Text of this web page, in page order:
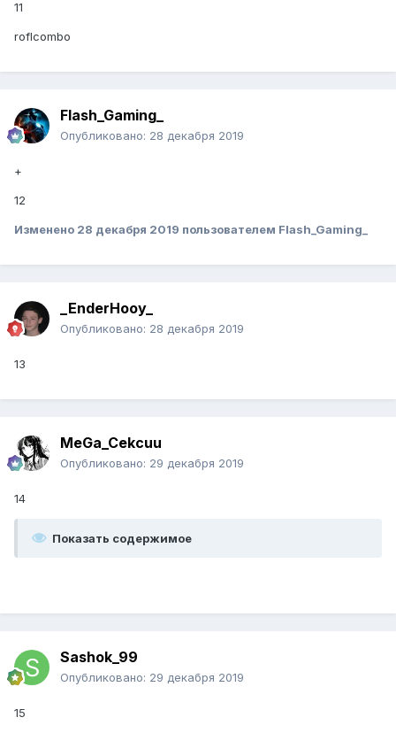
11
roflcombo
Flash_Gaming_
Опубликовано: 28 декабря 2019
+
12
Изменено 28 декабря 2019 пользователем Flash_Gaming_
_EnderHooy_
Опубликовано: 28 декабря 2019
13
MeGa_Cekcuu
Опубликовано: 29 декабря 2019
14
Показать содержимое
Sashok_99
Опубликовано: 29 декабря 2019
15